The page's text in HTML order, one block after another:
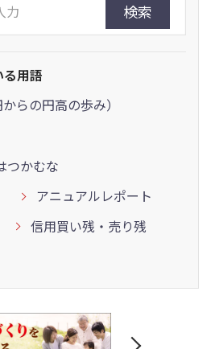
検索
用語
らの円高の歩み）
つかむな
アニュアルレポート
信用買い残・売り残